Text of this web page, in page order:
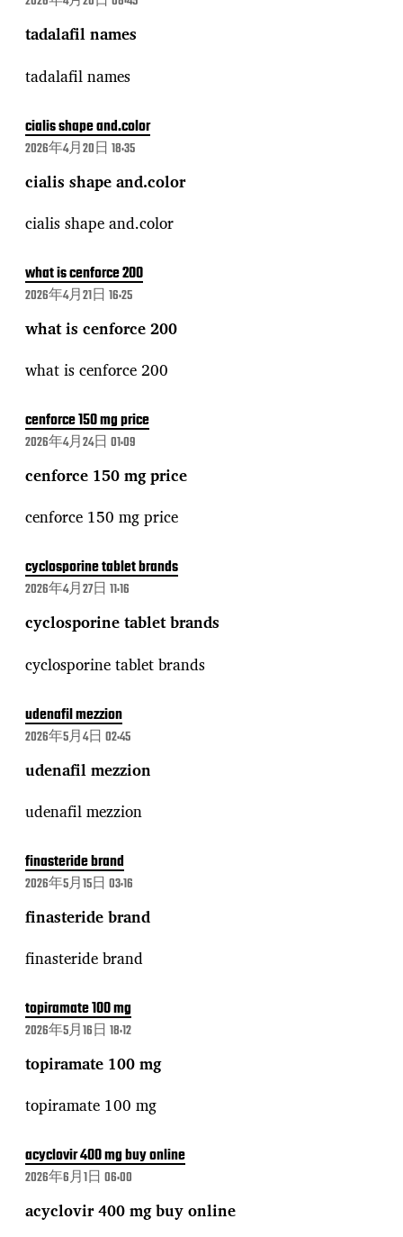
tadalafil names
tadalafil names
cialis shape and.color
2026年4月20日 18:35
cialis shape and.color
cialis shape and.color
what is cenforce 200
2026年4月21日 16:25
what is cenforce 200
what is cenforce 200
cenforce 150 mg price
2026年4月24日 01:09
cenforce 150 mg price
cenforce 150 mg price
cyclosporine tablet brands
2026年4月27日 11:16
cyclosporine tablet brands
cyclosporine tablet brands
udenafil mezzion
2026年5月4日 02:45
udenafil mezzion
udenafil mezzion
finasteride brand
2026年5月15日 03:16
finasteride brand
finasteride brand
topiramate 100 mg
2026年5月16日 18:12
topiramate 100 mg
topiramate 100 mg
acyclovir 400 mg buy online
2026年6月1日 06:00
acyclovir 400 mg buy online